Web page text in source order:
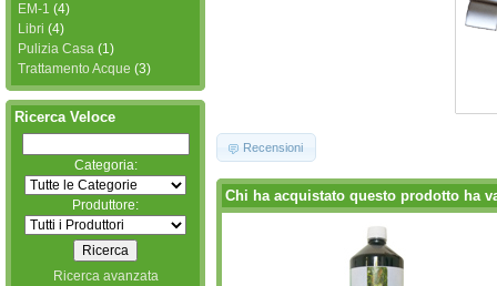
Recensioni
Chi ha acquistato questo prodotto ha
EM-1 (4)
Libri (4)
Pulizia Casa (1)
Trattamento Acque (3)
Ricerca Veloce
Categoria:
Produttore:
Ricerca avanzata